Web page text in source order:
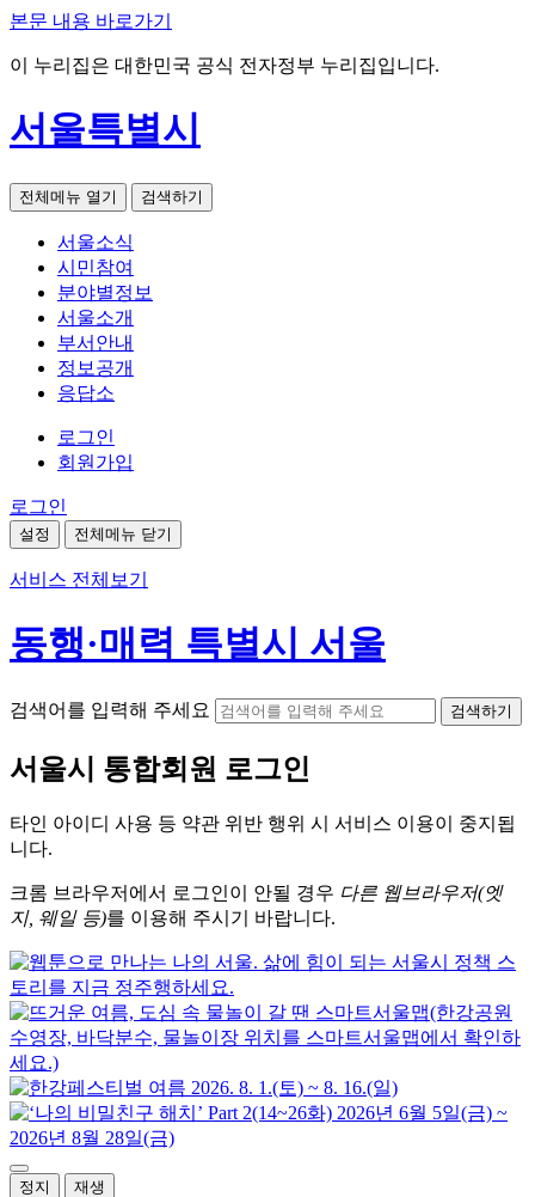
본문 내용 바로가기
이 누리집은 대한민국 공식 전자정부 누리집입니다.
서울특별시
전체메뉴 열기 검색하기
서울소식
시민참여
분야별정보
서울소개
부서안내
정보공개
응답소
로그인
회원가입
로그인
설정 전체메뉴 닫기
서비스 전체보기
동행·매력 특별시 서울
검색어를 입력해 주세요 검색하기
서울시 통합회원 로그인
타인 아이디 사용 등 약관 위반 행위 시 서비스 이용이 중지됩
니다.
크롬 브라우저에서 로그인이 안될 경우 다른 웹브라우저(엣
지, 웨일 등)를 이용해 주시기 바랍니다.
정지 재생